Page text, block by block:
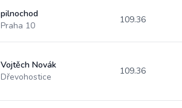
pilnochod
Praha 10
109.36
Vojtěch Novák
Dřevohostice
109.36